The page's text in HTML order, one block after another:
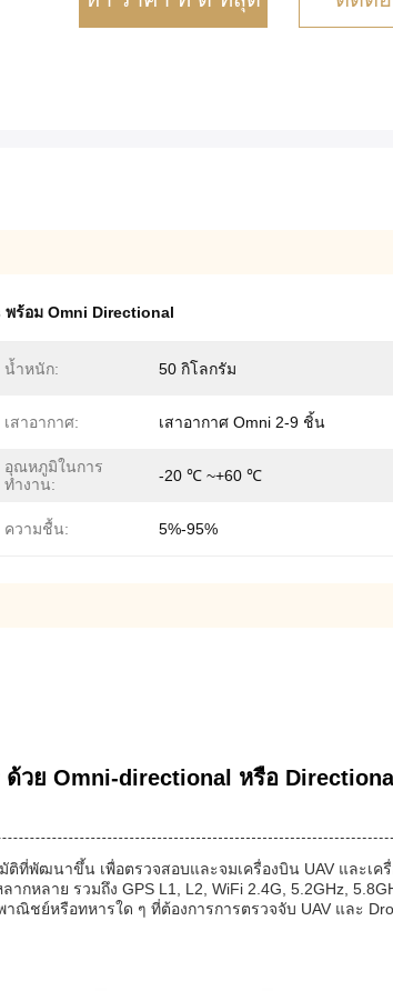
ร้อม Omni Directional
น้ำหนัก: 50 กิโลกรัม
เสาอากาศ: เสาอากาศ Omni 2-9 ชิ้น
อุณหภูมิในการ
ทำงาน:
-20 ℃ ~+60 ℃
ความชื้น: 5%-95%
วย Omni-directional หรือ
ที่พัฒนาขึ้น เพื่อตรวจสอบและจมเครื่องบิน UAV และเ
หลาย รวมถึง GPS L1, L2, WiFi 2.4G, 5.2GHz,
ชย์หรือทหารใด ๆ ที่ต้องการการตรวจจับ UAV และ